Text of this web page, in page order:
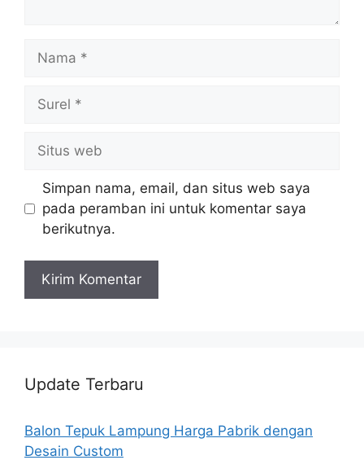
Nama
Surel
Situs
web
Simpan nama, email, dan situs web saya
pada peramban ini untuk komentar saya
berikutnya.
Update Terbaru
Balon Tepuk Lampung Harga Pabrik dengan
Desain Custom